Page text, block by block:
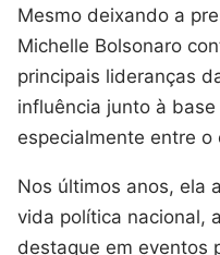
Mesmo deixando a
Michelle Bolsonaro
principais lideranças
influência junto à
especialmente entre
Nos últimos anos, ela
vida política nacional,
destaque em eventos